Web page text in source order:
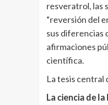
resveratrol, las
“reversión del
sus diferencias
afirmaciones
científica.
La tesis central
La ciencia de